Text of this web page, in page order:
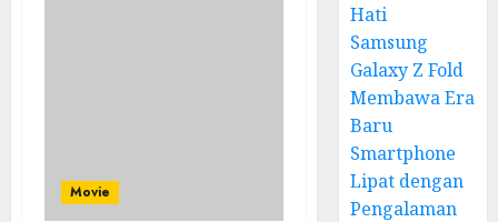
Movie
Hati
Samsung
Galaxy Z Fold
Membawa Era
Baru
Smartphone
Lipat dengan
Pengalaman